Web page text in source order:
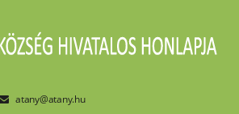
atany@atany.hu